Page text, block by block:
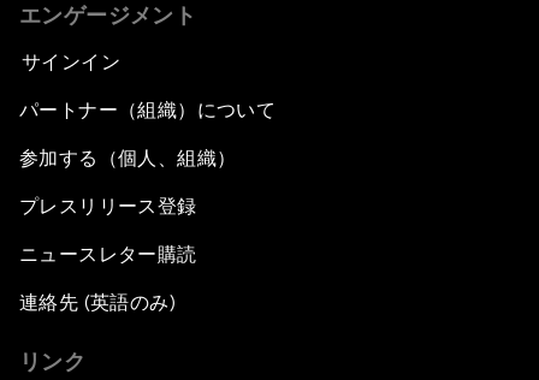
エンゲージメント
サインイン
パートナー（組織）について
参加する（個人、組織）
プレスリリース登録
ニュースレター購読
連絡先 (英語のみ)
リンク